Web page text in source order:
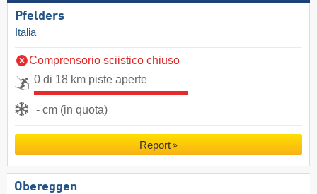
Pfelders
Italia
Comprensorio sciistico chiuso
0 di 18 km piste aperte
- cm (in quota)
Report
Obereggen